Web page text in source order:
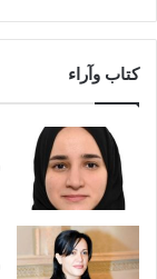
كتاب وآراء